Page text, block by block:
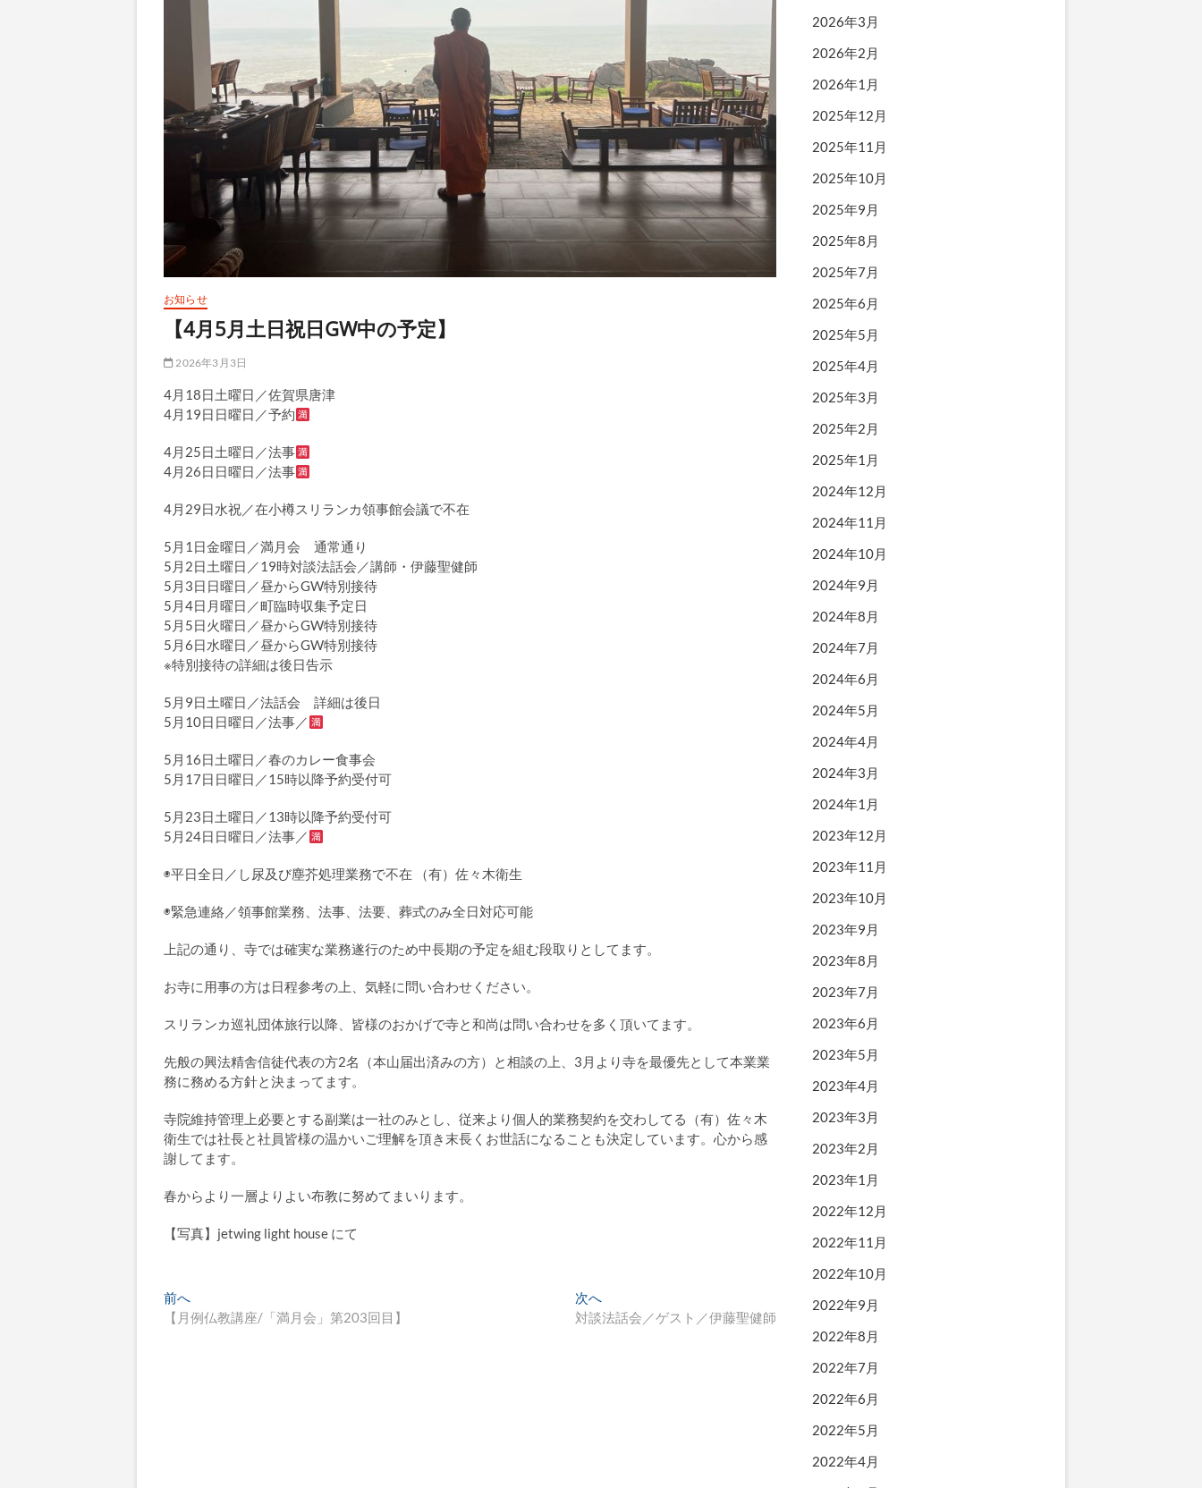
お知らせ
【4月5月土日祝日GW中の予定】
2026年3月3日
4月18日土曜日／佐賀県唐津
4月19日日曜日／予約
4月25日土曜日／法事
4月26日日曜日／法事
4月29日水祝／在小樽スリランカ領事館会議で不在
5月1日金曜日／満月会 通常通り
5月2日土曜日／19時対談法話会／講師・伊藤聖健師
5月3日日曜日／昼からGW特別接待
5月4日月曜日／町臨時収集予定日
5月5日火曜日／昼からGW特別接待
5月6日水曜日／昼からGW特別接待
※特別接待の詳細は後日告示
5月9日土曜日／法話会 詳細は後日
5月10日日曜日／法事／
5月16日土曜日／春のカレー食事会
5月17日日曜日／15時以降予約受付可
5月23日土曜日／13時以降予約受付可
5月24日日曜日／法事／
◉平日全日／し尿及び塵芥処理業務で不在 （有）佐々木衛生
◉緊急連絡／領事館業務、法事、法要、葬式のみ全日対応可能
上記の通り、寺では確実な業務遂行のため中長期の予定を組む段取りとしてます。
お寺に用事の方は日程参考の上、気軽に問い合わせください。
スリランカ巡礼団体旅行以降、皆様のおかげで寺と和尚は問い合わせを多く頂いてます。
先般の興法精舎信徒代表の方2名（本山届出済みの方）と相談の上、3月より寺を最優先として本業業
務に務める方針と決まってます。
寺院維持管理上必要とする副業は一社のみとし、従来より個人的業務契約を交わしてる（有）佐々木
衛生では社長と社員皆様の温かいご理解を頂き末長くお世話になることも決定しています。心から感
謝してます。
春からより一層よりよい布教に努めてまいります。
【写真】jetwing light house にて
投
稿
前へ
去
【月例仏教講座/「満月会」第203回目】
次へ次
の
対談法話会／ゲスト／伊藤聖健師
2026年3月
2026年2月
2026年1月
2025年12月
2025年11月
2025年10月
2025年9月
2025年8月
2025年7月
2025年6月
2025年5月
2025年4月
2025年3月
2025年2月
2025年1月
2024年12月
2024年11月
2024年10月
2024年9月
2024年8月
2024年7月
2024年6月
2024年5月
2024年4月
2024年3月
2024年1月
2023年12月
2023年11月
2023年10月
2023年9月
2023年8月
2023年7月
2023年6月
2023年5月
2023年4月
2023年3月
2023年2月
2023年1月
2022年12月
2022年11月
2022年10月
2022年9月
2022年8月
2022年7月
2022年6月
2022年5月
2022年4月